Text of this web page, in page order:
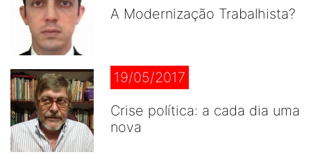
A Modernização Trabalhista?
19/05/2017
Crise política: a cada dia uma
nova